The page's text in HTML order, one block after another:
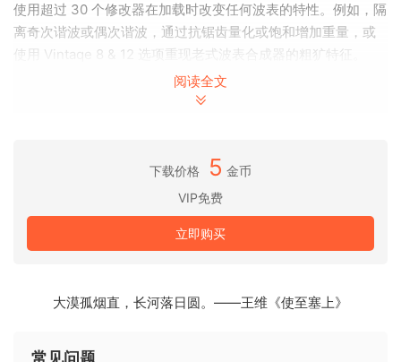
使用超过 30 个修改器在加载时改变任何波表的特性。例如，隔
离奇次谐波或偶次谐波，通过抗锯齿量化或饱和增加重量，或
使用 Vintaqe 8 & 12 选项重现老式波表合成器的粗犷特征。
感。 同步仅使用一个振荡器即可创建经典的扫频同步音色。 三
Osc 2，后两种甚至适用于样本。
A/B 混合
个波表 – 不同于简单地分层声音 – 开辟了中间波形的维度。 例
如，为原本“薄”的波形添加主体，或为柔​​和的音色添加一点嘶嘶
阅读全文
下载价格 5 金币
VIP免费
立即购买
大漠孤烟直，长河落日圆。——王维《使至塞上》